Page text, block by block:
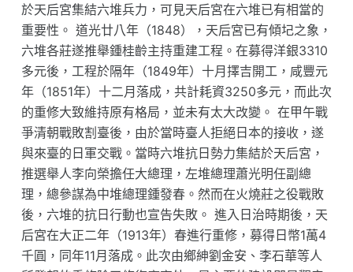
於天后宮集結六堆兵力，可見天后宮在六堆已有相當的
重要性。 道光廿八年（1848），天后宮已有傾圮之象，
六堆各莊遂推舉鍾桂齡主持重建工程。在募得洋銀3310
多元後，工程於隔年（1849年）十月擇吉開工，咸豐元
年（1851年）十二月落成，共計耗資3250多元，而此次
的重修大致維持原有格局，並未有太大改變。 在甲午戰
爭清朝戰敗割臺後，由於當時臺人拒絕日本的接收，遂
與來臺的日軍交戰。當時六堆抗日勢力集結於天后宮，
推選舉人李向榮擔任大總理，左堆總理蕭光明任副總
理，總參謀為中堆總理鍾發春。然而在火燒莊之役戰敗
後，六堆的抗日行動也宣告失敗。 進入日治時期後，天
后宮在大正二年（1913年）春進行重修，募得日幣1萬4
千圓，同年11月落成。此次由鄉紳劉金安、李石華等人